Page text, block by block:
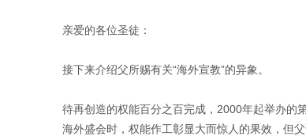
亲爱的各位圣徒：
接下来介绍父所赐有关“海外宣教”的异象。
待再创造的权能百分之百完成，2000年起举办的
海外盛会时，权能作工彰显大而惊人的果效，但